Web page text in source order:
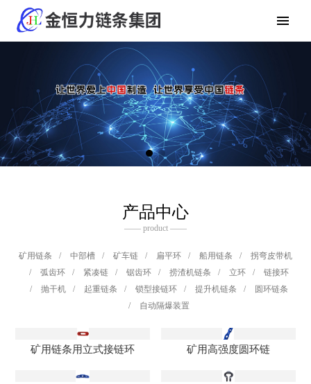
产品中心
—— product ——
矿用链条 / 中部槽 / 矿车链 / 扁平环 / 船用链条 /
拐弯皮带机
/
弧齿环 / 紧凑链 / 锯齿环 / 捞渣机链条 / 立环 /
链接环
/
抛干机 / 起重链条 / 锁型接链环 / 提升机链条 /
圆环链条
/
自动隔爆装置
矿用链条用立式接链环 矿用高强度圆环链